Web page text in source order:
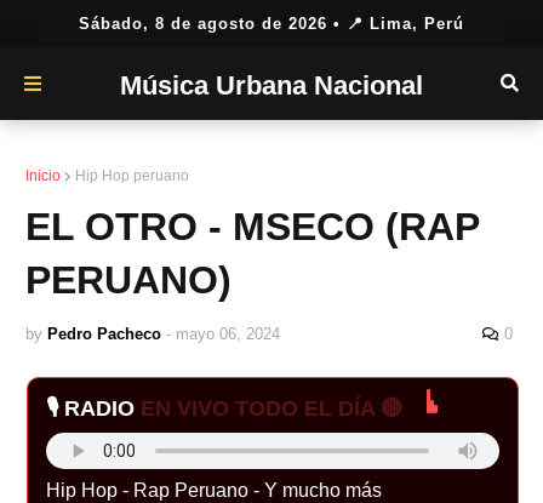
Sábado, 8 de agosto de 2026 • 📍 Lima, Perú
Música Urbana Nacional
Inicio Hip Hop peruano
EL OTRO - MSECO (RAP
PERUANO)
by Pedro Pacheco - mayo 06, 2024 0
🎙️ RADIO EN VIVO TODO EL DÍA 🔴
Hip Hop - Rap Peruano - Y mucho más